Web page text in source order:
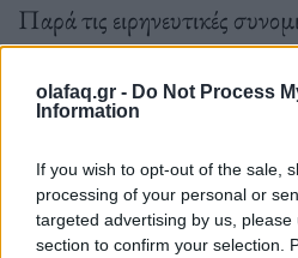
olafaq.gr - Do Not Process
Information
If you wish to opt-out of the sale,
processing of your personal or
targeted advertising by us,
section to confirm your selection.
Παρά τις ειρηνευτικές
χάσμα μεταξύ της ρωσικής
πλευράς φαίνεται πως
Η Ουκρανία κατηγορεί τον
διέπραξε θηριωδίες σε